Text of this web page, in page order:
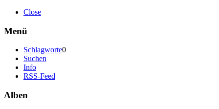
Close
Menü
Schlagworte0
Suchen
Info
RSS-Feed
Alben